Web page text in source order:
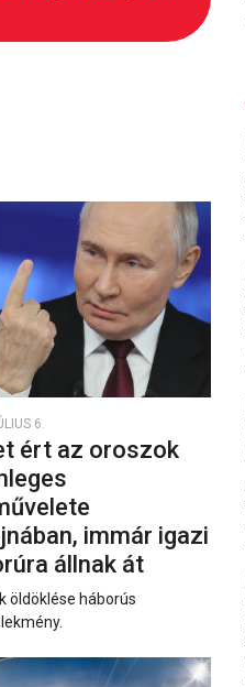
6.
ért az oroszok
immár igazi
állnak át
öldöklése háborús